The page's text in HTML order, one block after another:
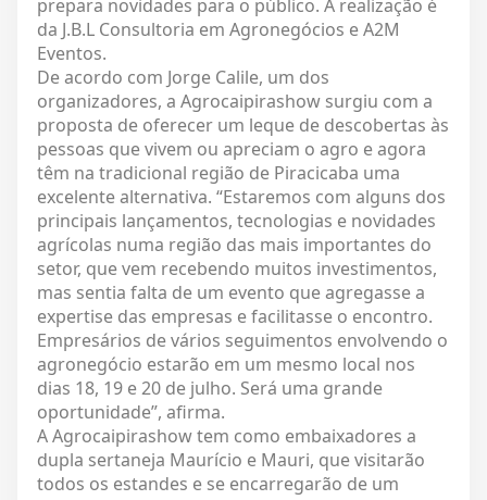
prepara novidades para o público. A realização é
da J.B.L Consultoria em Agronegócios e A2M
Eventos.
De acordo com Jorge Calile, um dos
organizadores, a Agrocaipirashow surgiu com a
proposta de oferecer um leque de descobertas às
pessoas que vivem ou apreciam o agro e agora
têm na tradicional região de Piracicaba uma
excelente alternativa. “Estaremos com alguns dos
principais lançamentos, tecnologias e novidades
agrícolas numa região das mais importantes do
setor, que vem recebendo muitos investimentos,
mas sentia falta de um evento que agregasse a
expertise das empresas e facilitasse o encontro.
Empresários de vários seguimentos envolvendo o
agronegócio estarão em um mesmo local nos
dias 18, 19 e 20 de julho. Será uma grande
oportunidade”, afirma.
A Agrocaipirashow tem como embaixadores a
dupla sertaneja Maurício e Mauri, que visitarão
todos os estandes e se encarregarão de um